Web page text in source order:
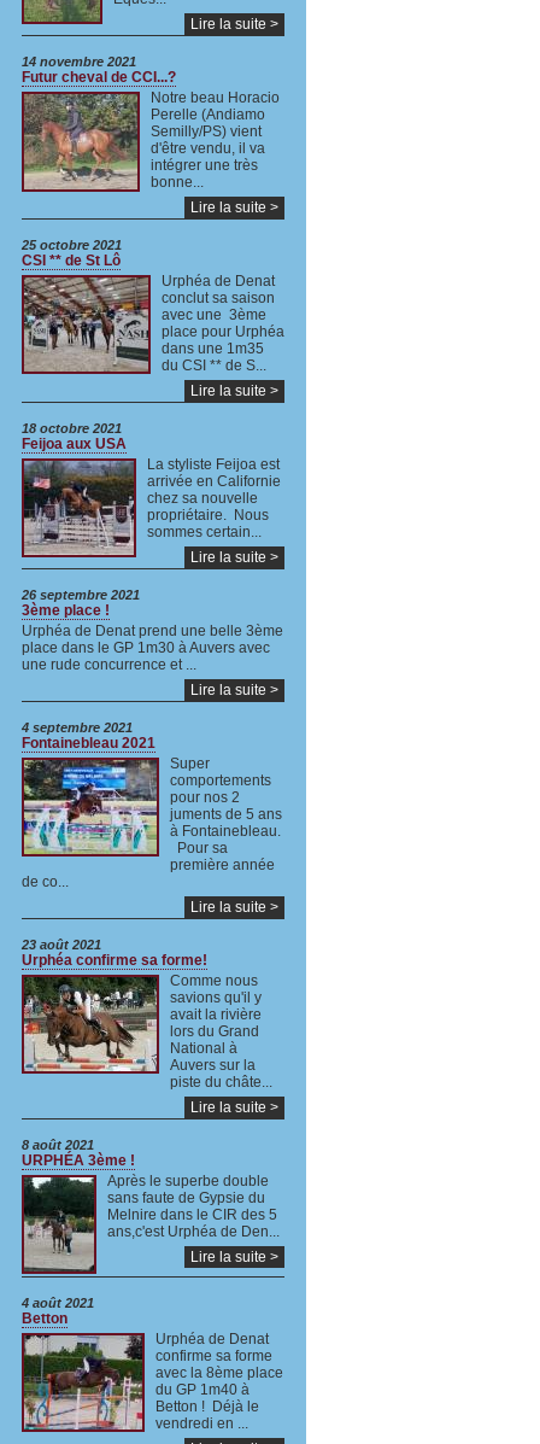
Lire la suite >
14 novembre 2021
Futur cheval de CCI...?
Notre beau Horacio
Perelle (Andiamo
Semilly/PS) vient
d'être vendu, il va
intégrer une très
bonne...
Lire la suite >
25 octobre 2021
CSI ** de St Lô
Urphéa de Denat
conclut sa saison
avec une 3ème
place pour Urphéa
dans une 1m35
du CSI ** de S...
Lire la suite >
18 octobre 2021
Feijoa aux USA
La styliste Feijoa est
arrivée en Californie
chez sa nouvelle
propriétaire. Nous
sommes certain...
Lire la suite >
26 septembre 2021
3ème place !
Urphéa de Denat prend une belle 3ème
place dans le GP 1m30 à Auvers avec
une rude concurrence et ...
Lire la suite >
4 septembre 2021
Fontainebleau 2021
Super
comportements
pour nos 2
juments de 5 ans
à Fontainebleau.
Pour sa
première année
de co...
Lire la suite >
23 août 2021
Urphéa confirme sa forme!
Comme nous
savions qu'il y
avait la rivière
lors du Grand
National à
Auvers sur la
piste du châte...
Lire la suite >
8 août 2021
URPHÉA 3ème !
Après le superbe double
sans faute de Gypsie du
Melnire dans le CIR des 5
ans,c'est Urphéa de Den...
Lire la suite >
4 août 2021
Betton
Urphéa de Denat
confirme sa forme
avec la 8ème place
du GP 1m40 à
Betton ! Déjà le
vendredi en ...